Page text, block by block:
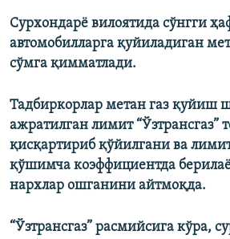
Сурхондарё вилоятида сўнгги
автомобилларга қуйиладиган
сўмга қимматлади.
Тадбиркорлар метан газ қуйиш
ажратилган лимит “Ўзтрансгаз”
қисқартириб қўйилгани ва
қўшимча коэффициентда
нархлар ошганини айтмоқда.
“Ўзтрансгаз” расмийсига кўра,